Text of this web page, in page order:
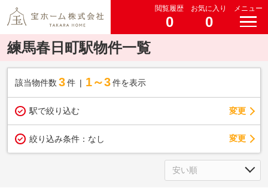
閲覧履歴
0
お気に入り
0
メニュー
練馬春日町駅物件一覧
該当物件数 3件 1～3 件を表示
駅で絞り込む 変更
絞り込み条件： なし 変更